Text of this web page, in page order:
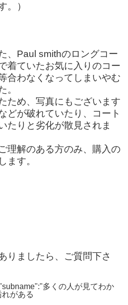
。）
、Paul smithのロングコー
着ていたお気に入りのコー
合わなくなってしまいやむ
。
ため、写真にもございます
どが破れていたり、コート
たりと劣化が散見されま
理解のある方のみ、購入の
ます。
りましたら、ご質問下さ
多くの人が見てわか
がある